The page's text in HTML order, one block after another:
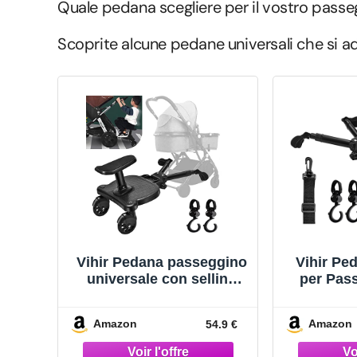
Quale pedana scegliere per il vostro
Scoprite alcune pedane universali che si
Vihir Pedana passeggino
universale con sellino
Pedana buggy board per
bambini di 2-6 anni (25
Amazon 54.9 €
Vihir
per
per
Amazon